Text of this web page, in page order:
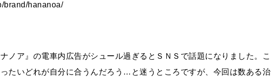
brand/hananoa/
ノア』の電車内広告がシュール過ぎるとＳＮＳで話題になりました。こ
たいどれが自分に合うんだろう…と迷うところですが、今回は数ある治